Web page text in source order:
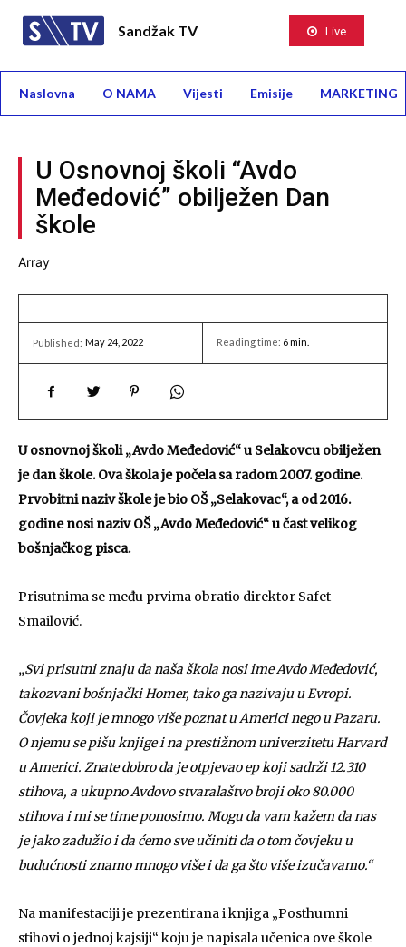
Sandžak TV Live
Naslovna O NAMA Vijesti Emisije MARKETING
U Osnovnoj školi “Avdo
Međedović” obilježen Dan
škole
Array
Published: May 24, 2022 Reading time: 6min.
U osnovnoj školi „Avdo Međedović“ u Selakovcu obilježen
je dan škole. Ova škola je počela sa radom 2007. godine.
Prvobitni naziv škole je bio OŠ „Selakovac“, a od 2016.
godine nosi naziv OŠ „Avdo Međedović“ u čast velikog
bošnjačkog pisca.
Prisutnima se među prvima obratio direktor Safet
Smailović.
„Svi prisutni znaju da naša škola nosi ime Avdo Međedović,
takozvani bošnjački Homer, tako ga nazivaju u Evropi.
Čovjeka koji je mnogo više poznat u Americi nego u Pazaru.
O njemu se pišu knjige i na prestižnom univerzitetu Harvard
u Americi. Znate dobro da je otpjevao ep koji sadrži 12.310
stihova, a ukupno Avdovo stvaralaštvo broji oko 80.000
stihova i mi se time ponosimo. Mogu da vam kažem da nas
je jako zadužio i da ćemo sve učiniti da o tom čovjeku u
budućnosti znamo mnogo više i da ga što više izučavamo.“
Na manifestaciji je prezentirana i knjiga „Posthumni
stihovi o jednoj kajsiji“ koju je napisala učenica ove škole